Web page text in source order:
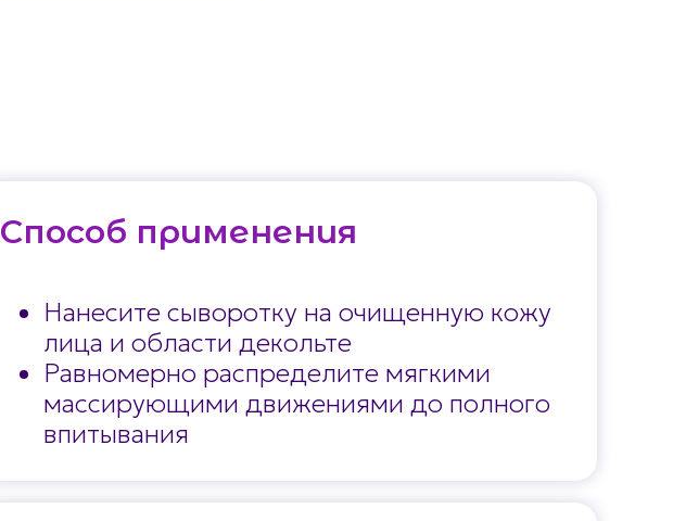
Способ применения
Нанесите сыворотку на очищенную кожу
лица и области декольте
Равномерно распределите мягкими
массирующими движениями до полного
впитывания